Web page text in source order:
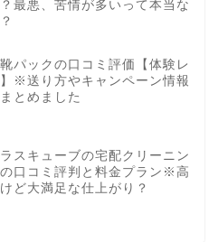
？最悪、苦情が多いって本当な
パックの口コミ評価【体験レ
※送り方やキャンペーン情報
とめました
スキューブの宅配クリーニン
口コミ評判と料金プラン※高
ど大満足な仕上がり？